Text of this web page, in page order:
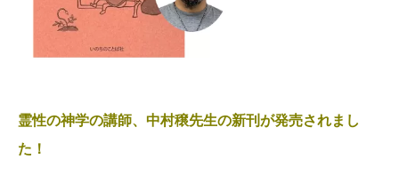
霊性の神学の講師、中村穣先生の新刊が発売されまし
た！